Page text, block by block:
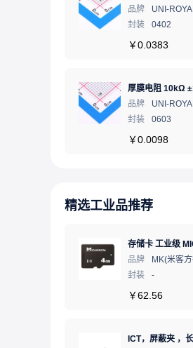
品牌
UNI-
封装
0402
￥0.0383
厚膜电阻 10kΩ
品牌
UNI-
封装
0603
￥0.0098
精选工业品推荐
品牌
MK(米客
封装
-
￥62.56